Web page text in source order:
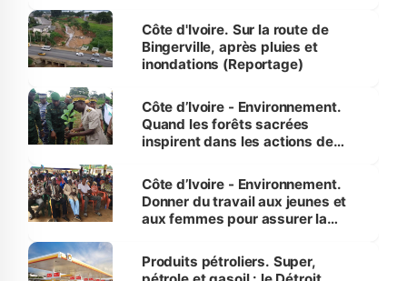
(Alassane Ouattara
Côte d'Ivoire. Sur la route de
Bingerville, après pluies et
inondations (Reportage)
Côte d’Ivoire - Environnement.
Quand les forêts sacrées
inspirent dans les actions de
Côte d’Ivoire - Environnement.
Donner du travail aux jeunes et
aux femmes pour assurer la
menacées
Produits pétroliers. Super,